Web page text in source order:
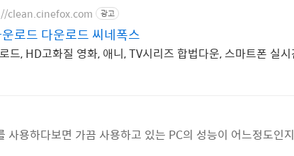
clean.cinefox.com 광고
로드 다운로드 씨네폭스
드, HD고화질 영화, 애니, TV시리즈 합법다운, 스마트폰 실
사용하다보면 가끔 사용하고 있는 PC의 성능이 어느정도인